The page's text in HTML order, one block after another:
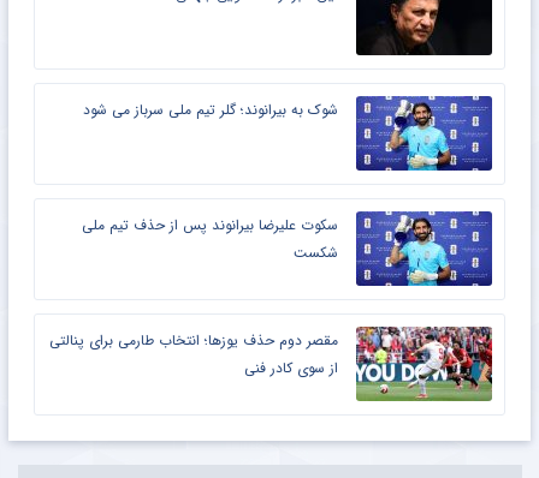
شوک به بیرانوند؛ گلر تیم ملی سرباز می شود
سکوت علیرضا بیرانوند پس از حذف تیم ملی
شکست
مقصر دوم حذف یوزها؛ انتخاب طارمی برای پنالتی
از سوی کادر فنی